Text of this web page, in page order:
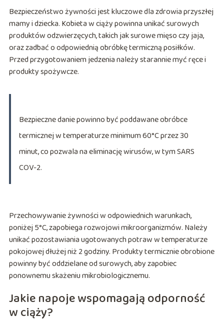
Bezpieczeństwo żywności jest kluczowe dla zdrowia przyszłej
mamy i dziecka. Kobieta w ciąży powinna unikać surowych
produktów odzwierzęcych, takich jak surowe mięso czy jaja,
oraz zadbać o odpowiednią obróbkę termiczną posiłków.
Przed przygotowaniem jedzenia należy starannie myć ręce i
produkty spożywcze.
Bezpieczne danie powinno być poddawane obróbce
termicznej w temperaturze minimum 60°C przez 30
minut, co pozwala na eliminację wirusów, w tym SARS
COV-2.
Przechowywanie żywności w odpowiednich warunkach,
poniżej 5°C, zapobiega rozwojowi mikroorganizmów. Należy
unikać pozostawiania ugotowanych potraw w temperaturze
pokojowej dłużej niż 2 godziny. Produkty termicznie obrobione
powinny być oddzielane od surowych, aby zapobiec
ponownemu skażeniu mikrobiologicznemu.
Jakie napoje wspomagają odporność
w ciąży?